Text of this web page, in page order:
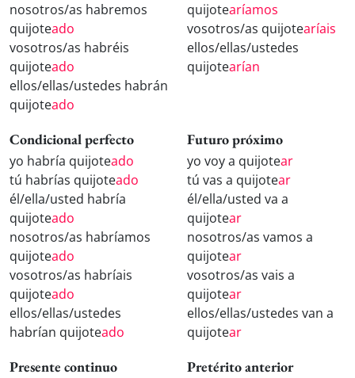
nosotros/as habremos
quijoteado
vosotros/as habréis
quijoteado
ellos/ellas/ustedes habrán
quijoteado
quijotearíamos
vosotros/as quijotearíais
ellos/ellas/ustedes
quijotearían
Condicional perfecto
yo habría quijoteado
tú habrías quijoteado
él/ella/usted habría
quijoteado
nosotros/as habríamos
quijoteado
vosotros/as habríais
quijoteado
ellos/ellas/ustedes
habrían quijoteado
Futuro próximo
yo voy a quijotear
tú vas a quijotear
él/ella/usted va a
quijotear
nosotros/as vamos a
quijotear
vosotros/as vais a
quijotear
ellos/ellas/ustedes van a
quijotear
Presente continuo Pretérito anterior